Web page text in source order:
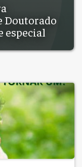
Doutorado
especial